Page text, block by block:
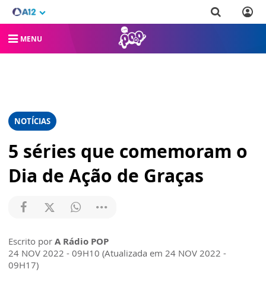
MENU
NOTÍCIAS
5 séries que comemoram o
Dia de Ação de Graças
Escrito por A Rádio POP
24 NOV 2022 - 09H10 (Atualizada em 24 NOV 2022 -
09H17)